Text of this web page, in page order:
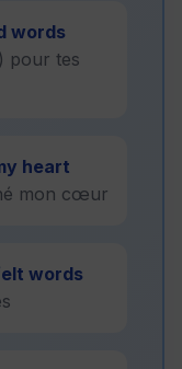
words
pour tes
heart
mon cœur
words